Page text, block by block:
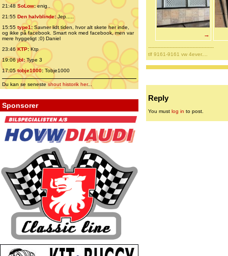
21:48 SoLow:enig..
21:55 Den halvblinde:Jep.....
15:55 type1:Savner lidt tiden, hvor alt skete her inde,
og ikke på facebook. Smart nok med facebook, men var
mere hyggeligt ;0) Daniel
23:46 KTP:Ktp
19:06jbl:Type 3
17:05tobje1000: Tobje1000
Du kan se senesteshout historik her...
Sponsorer
→
-------------------------------------------
tlf 9161-9161 vw 4ever....
Reply
You must log in to post.